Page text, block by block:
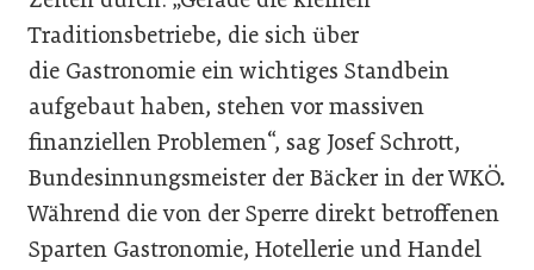
Traditionsbetriebe, die sich über
die Gastronomie ein wichtiges Standbein
aufgebaut haben, stehen vor massiven
finanziellen Problemen“, sag Josef Schrott,
Bundesinnungsmeister der Bäcker in der WKÖ.
Während die von der Sperre direkt betroffenen
Sparten Gastronomie, Hotellerie und Handel